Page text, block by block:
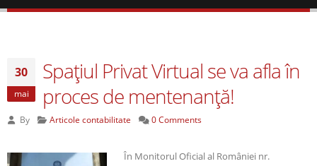
30
mai
Spațiul Privat Virtual se va afla în
proces de mentenanță!
By Articole contabilitate 0 Comments
În Monitorul Oficial al României nr.